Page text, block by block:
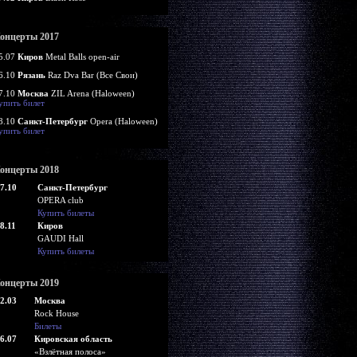
2017
Киров Metal Balls open-air
Рязань Raz Dva Bar (Все Свои)
Москва ZIL Arena (Haloween)
билет
Санкт-Петербург Opera (Haloween)
билет
2018
Санкт-Петербург
OPERA club
Купить билеты
Киров
GAUDI Hall
Купить билеты
2019
Москва
Rock House
Билеты
Кировская область
«Взлётная полоса»